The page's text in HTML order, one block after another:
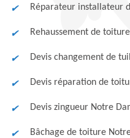
Réparateur installateur
Rehaussement de
Devis changement de
Devis réparation de
Devis zingueur Notre
Bâchage de toiture